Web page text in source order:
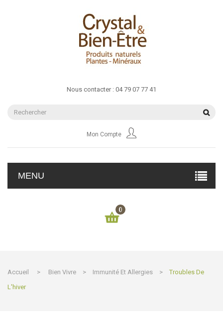
Nous contacter : 04 79 07 77 41
Mon Compte
MENU
0
Accueil > Bien Vivre > Immunité Et Allergies >
Troubles De
L'hiver